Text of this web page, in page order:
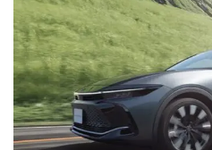
【MERCEDES BENZ】
【BMW】
【AUDI】